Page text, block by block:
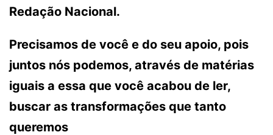
Redação Nacional.
Precisamos de você e do seu apoio, pois
juntos nós podemos, através de matérias
iguais a essa que você acabou de ler,
buscar as transformações que tanto
queremos